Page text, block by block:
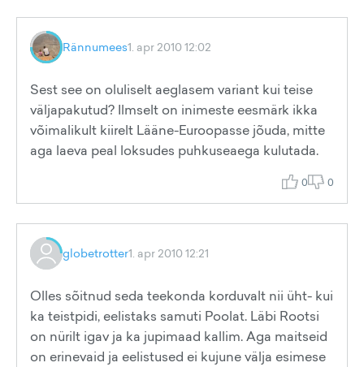
Rännumees1. apr 2010 12:02
Sest see on oluliselt aeglasem variant kui teise
väljapakutud? Ilmselt on inimeste eesmärk ikka
võimalikult kiirelt Lääne-Euroopasse jõuda, mitte
aga laeva peal loksudes puhkuseaega kulutada.
0 0
globetrotter1. apr 2010 12:21
Olles sõitnud seda teekonda korduvalt nii üht- kui
ka teistpidi, eelistaks samuti Poolat. Läbi Rootsi
on nürilt igav ja ka jupimaad kallim. Aga maitseid
on erinevaid ja eelistused ei kujune välja esimese